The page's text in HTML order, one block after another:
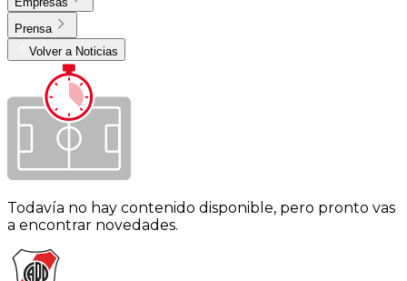
Prensa
Volver a Noticias
Todavía no hay contenido disponible, pero pronto vas
a encontrar novedades.